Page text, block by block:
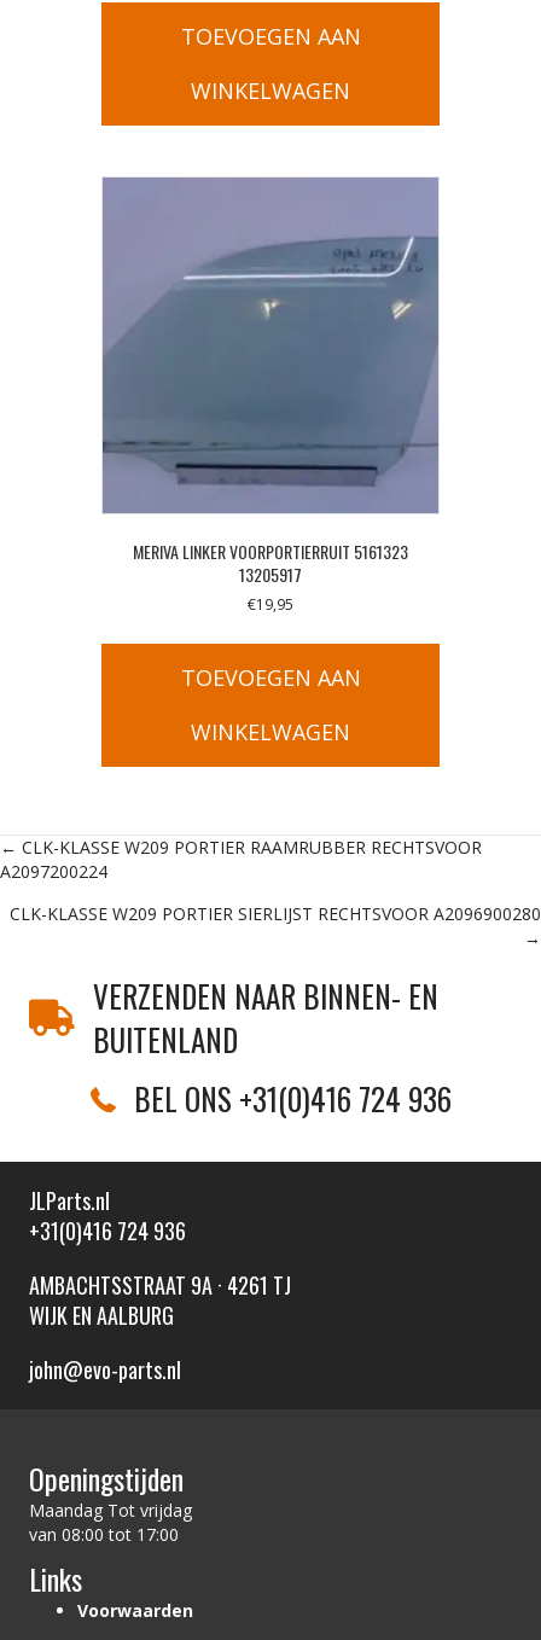
TOEVOEGEN AAN
WINKELWAGEN
MERIVA LINKER VOORPORTIERRUIT 5161323
13205917
€19,95
TOEVOEGEN AAN
WINKELWAGEN
Posts
navigation
← CLK-KLASSE W209 PORTIER RAAMRUBBER RECHTSVOOR
A2097200224
CLK-KLASSE W209 PORTIER SIERLIJST RECHTSVOOR A2096900280
→
VERZENDEN NAAR BINNEN- EN
BUITENLAND
BEL ONS +31(0)416 724 936
JLParts.nl
+31(0)416 724 936
AMBACHTSSTRAAT 9A · 4261 TJ
WIJK EN AALBURG
john@evo-parts.nl
Openingstijden
Maandag Tot vrijdag
van 08:00 tot 17:00
Links
Voorwaarden